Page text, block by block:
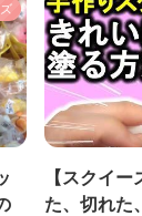
【スクイ
た、切れた